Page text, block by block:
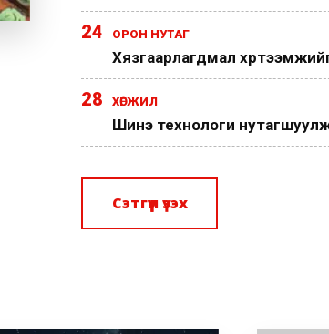
24 ОРОН НУТАГ
Хязгаарлагдмал
28 ХӨГЖИЛ
Шинэ технологи
Сэтгүүл үзэх